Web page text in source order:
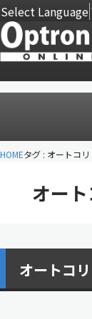
Select Language
HOMEタグ : オートコ
オー
オートコ